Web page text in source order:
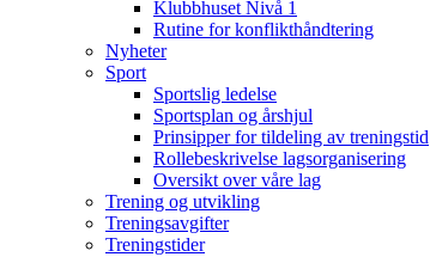
Klubbhuset Nivå 1
Rutine for konflikthåndtering
Nyheter
Sport
Sportslig ledelse
Sportsplan og årshjul
Prinsipper for tildeling av treningstid
Rollebeskrivelse lagsorganisering
Oversikt over våre lag
Trening og utvikling
Treningsavgifter
Treningstider